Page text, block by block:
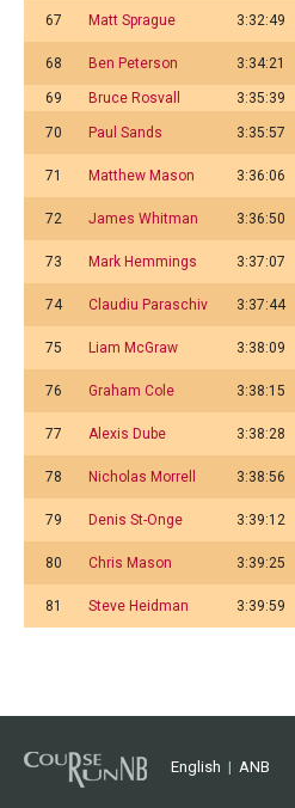
67 Matt Sprague 3:32:49
68 Ben Peterson 3:34:21
69
Bruce Rosvall 3:35:39
70 Paul Sands 3:35:57
71 Matthew Mason 3:36:06
72 James Whitman 3:36:50
73 Mark Hemmings 3:37:07
74 Claudiu Paraschiv 3:37:44
75 Liam McGraw 3:38:09
76 Graham Cole 3:38:15
77 Alexis Dube 3:38:28
78 Nicholas Morrell 3:38:56
79 Denis St-Onge 3:39:12
80 Chris Mason 3:39:25
81 Steve Heidman 3:39:59
English | ANB